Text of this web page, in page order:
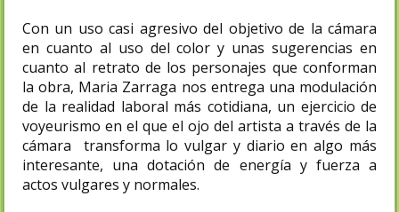
Con un uso casi agresivo del objetivo de la cámara
en cuanto al uso del color y unas sugerencias en
cuanto al retrato de los personajes que conforman
la obra, Maria Zarraga nos entrega una modulación
de la realidad laboral más cotidiana, un ejercicio de
voyeurismo en el que el ojo del artista a través de la
cámara transforma lo vulgar y diario en algo más
interesante, una dotación de energía y fuerza a
actos vulgares y normales.